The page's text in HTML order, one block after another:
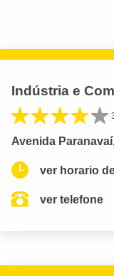
Indústria e
Avenida
ver horario
ver telefone